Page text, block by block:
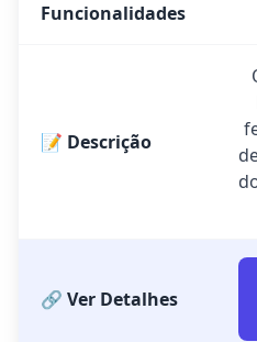
Funcionalidades
📝 Descrição
🔗 Ver Detalhes